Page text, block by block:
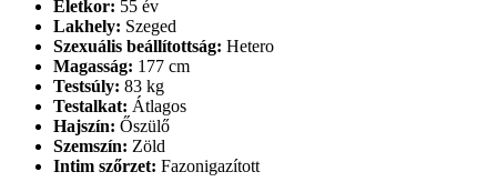
Életkor: 55 év
Lakhely: Szeged
Szexuális beállítottság: Hetero
Magasság: 177 cm
Testsúly: 83 kg
Testalkat: Átlagos
Hajszín: Őszülő
Szemszín: Zöld
Intim szőrzet: Fazonigazított